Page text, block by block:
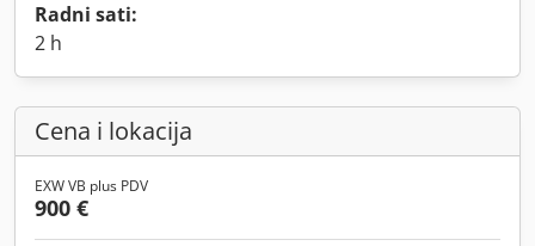
Radni sati:
2 h
Cena i lokacija
EXW VB plus PDV
900 €